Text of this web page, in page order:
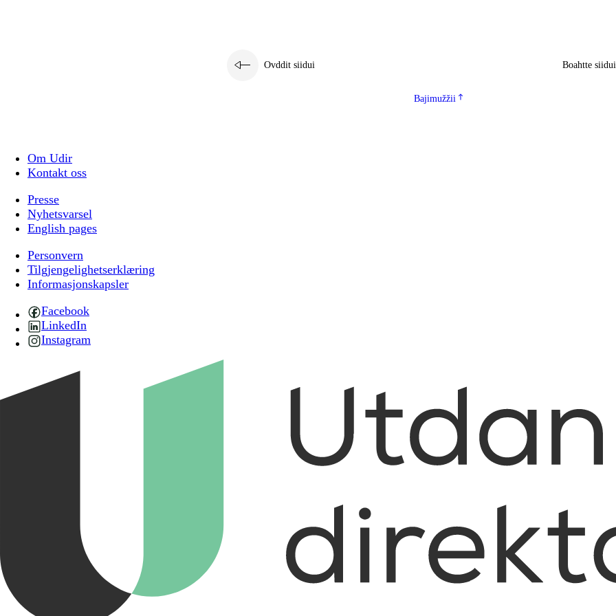
Ovddit siidui Boahtte siidui
Bajimužžii
Om Udir
Kontakt oss
Presse
Nyhetsvarsel
English pages
Personvern
Tilgjengelighetserklæring
Informasjonskapsler
Facebook
LinkedIn
Instagram